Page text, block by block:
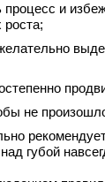
и
роста;
не
губой